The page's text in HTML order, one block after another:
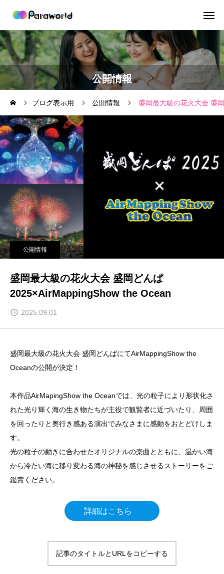
公開情報
ブログ表示用 公開情報 盛岡最大級の花火大会 盛
公開情報
盛岡最大級の花火大会 盛岡どんぱ
2025×AirMappingShow the Ocean
2025.09.01
盛岡最大級の花火大会 盛岡どんぱにてAirMappingShow the
Oceanの公開が決定！
本作品AirMapingShow the Oceanでは、光の粒子により形状化さ
れた光り輝く海の生き物たちが主役で観覧者に近づいたり、周囲
を回ったりと奥行き感ある演出でみなさまに感動をおとどけしま
す。
光の粒子の動きに合わせたオリジナルの楽曲とともに、温かい海
から冷たい海に移り変わる海の神秘を感じさせるストーリーをご
鑑賞ください。
詳細はこちら
記事のタイトルとURLをコピーする